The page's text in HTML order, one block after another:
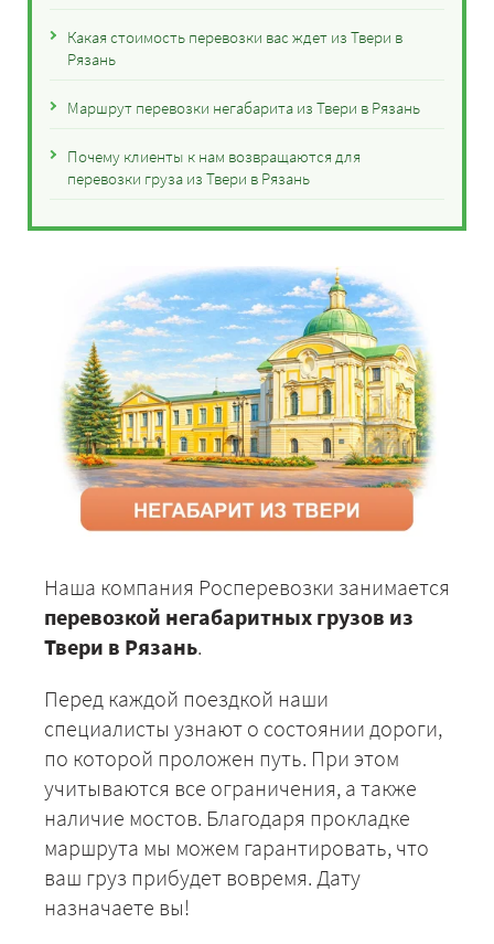
Какая стоимость перевозки вас ждет из Твери в
Рязань
Маршрут перевозки негабарита из Твери в Рязань
Почему клиенты к нам возвращаются для
перевозки груза из Твери в Рязань
Наша компания Росперевозки занимается
перевозкой негабаритных грузов из
Твери в Рязань.
Перед каждой поездкой наши
специалисты узнают о состоянии дороги,
по которой проложен путь. При этом
учитываются все ограничения, а также
наличие мостов. Благодаря прокладке
маршрута мы можем гарантировать, что
ваш груз прибудет вовремя. Дату
назначаете вы!